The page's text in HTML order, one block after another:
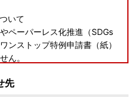
いて
ペーパーレス化推進（SDGs
ンストップ特例申請書（紙）
ん。
フォン等で読み取り、表示
からお手続きをお願いいたし
先